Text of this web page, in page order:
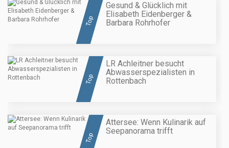
Top
Gesund & Glücklich mit
Elisabeth Eidenberger &
Barbara Rohrhofer
Top
LR Achleitner besucht
Abwasserspezialisten in
Rottenbach
Top
Attersee: Wenn Kulinarik auf
Seepanorama trifft